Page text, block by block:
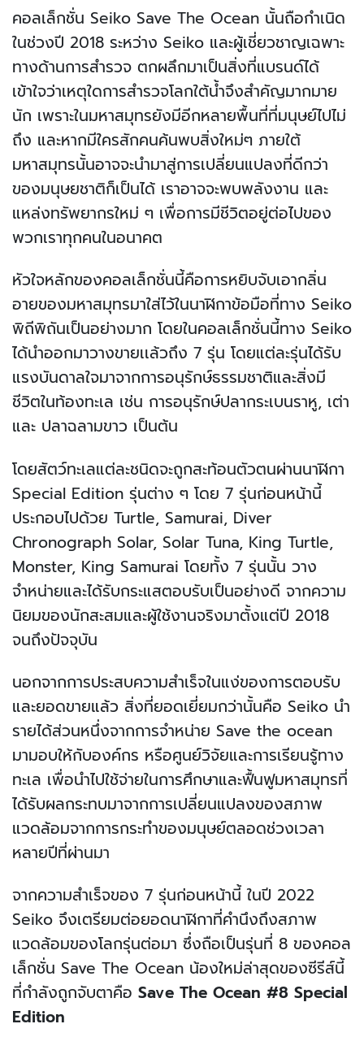
คอลเล็กชั่น Seiko Save The Ocean นั้นถือกำเนิด
ในช่วงปี 2018 ระหว่าง Seiko และผู้เชี่ยวชาญเฉพาะ
ทางด้านการสำรวจ ตกผลึกมาเป็นสิ่งที่แบรนด์ได้
เข้าใจว่าเหตุใดการสำรวจโลกใต้น้ำจึงสำคัญมากมาย
นัก เพราะในมหาสมุทรยังมีอีกหลายพื้นที่ที่มนุษย์ไปไม่
ถึง และหากมีใครสักคนค้นพบสิ่งใหม่ๆ ภายใต้
มหาสมุทรนั้นอาจจะนำมาสู่การเปลี่ยนแปลงที่ดีกว่า
ของมนุษยชาติก็เป็นได้ เราอาจจะพบพลังงาน และ
แหล่งทรัพยากรใหม่ ๆ เพื่อการมีชีวิตอยู่ต่อไปของ
พวกเราทุกคนในอนาคต
หัวใจหลักของคอลเล็กชั่นนี้คือการหยิบจับเอากลิ่น
อายของมหาสมุทรมาใส่ไว้ในนาฬิกาข้อมือที่ทาง Seiko
พิถีพิถันเป็นอย่างมาก โดยในคอลเล็กชั่นนี้ทาง Seiko
ได้นำออกมาวางขายเเล้วถึง 7 รุ่น โดยแต่ละรุ่นได้รับ
แรงบันดาลใจมาจากการอนุรักษ์ธรรมชาติและสิ่งมี
ชีวิตในท้องทะเล เช่น การอนุรักษ์ปลากระเบนราหู, เต่า
และ ปลาฉลามขาว เป็นต้น
โดยสัตว์ทะเลแต่ละชนิดจะถูกสะท้อนตัวตนผ่านนาฬิกา
Special Edition รุ่นต่าง ๆ โดย 7 รุ่นก่อนหน้านี้
ประกอบไปด้วย Turtle, Samurai, Diver
Chronograph Solar, Solar Tuna, King Turtle,
Monster, King Samurai โดยทั้ง 7 รุ่นนั้น วาง
จำหน่ายและได้รับกระแสตอบรับเป็นอย่างดี จากความ
นิยมของนักสะสมและผู้ใช้งานจริงมาตั้งแต่ปี 2018
จนถึงปัจจุบัน
นอกจากการประสบความสำเร็จในแง่ของการตอบรับ
และยอดขายแล้ว สิ่งที่ยอดเยี่ยมกว่านั้นคือ Seiko นำ
รายได้ส่วนหนึ่งจากการจำหน่าย Save the ocean
มามอบให้กับองค์กร หรือศูนย์วิจัยและการเรียนรู้ทาง
ทะเล เพื่อนำไปใช้จ่ายในการศึกษาและฟื้นฟูมหาสมุทรที่
ได้รับผลกระทบมาจากการเปลี่ยนแปลงของสภาพ
แวดล้อมจากการกระทำของมนุษย์ตลอดช่วงเวลา
หลายปีที่ผ่านมา
จากความสำเร็จของ 7 รุ่นก่อนหน้านี้ ในปี 2022
Seiko จึงเตรียมต่อยอดนาฬิกาที่คำนึงถึงสภาพ
แวดล้อมของโลกรุ่นต่อมา ซึ่งถือเป็นรุ่นที่ 8 ของคอล
เล็กชั่น Save The Ocean น้องใหม่ล่าสุดของซีรีส์นี้
ที่กำลังถูกจับตาคือ Save The Ocean #8 Special
Edition